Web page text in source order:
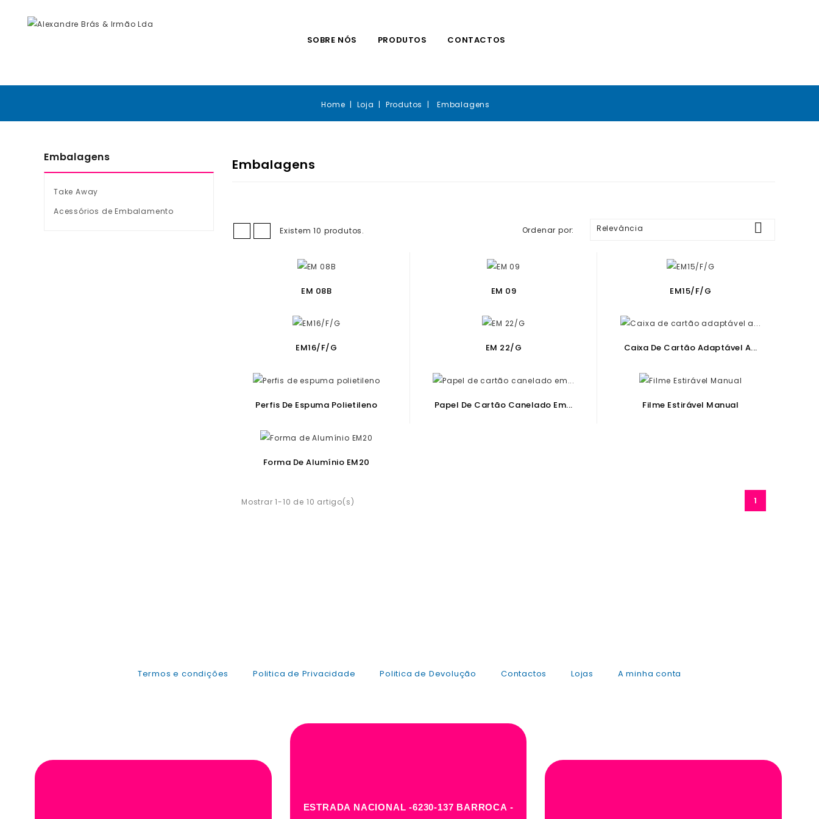
SOBRE NÓS PRODUTOS CONTACTOS
Home Loja Produtos Embalagens
Embalagens
Take Away
Acessórios de Embalamento
Embalagens
Existem 10 produtos. Ordenar por: Relevância 
EM 08B EM 09 EM15/F/G
EM16/F/G EM 22/G Caixa De Cartão Adaptável A...
Perfis De Espuma Polietileno Papel De Cartão Canelado Em... Filme Estirável Manual
Forma De Alumínio EM20
Mostrar 1-10 de 10 artigo(s) 1
Termos e condições Politica de Privacidade Politica de Devolução Contactos Lojas A minha conta
ESTRADA NACIONAL -6230-137 BARROCA -